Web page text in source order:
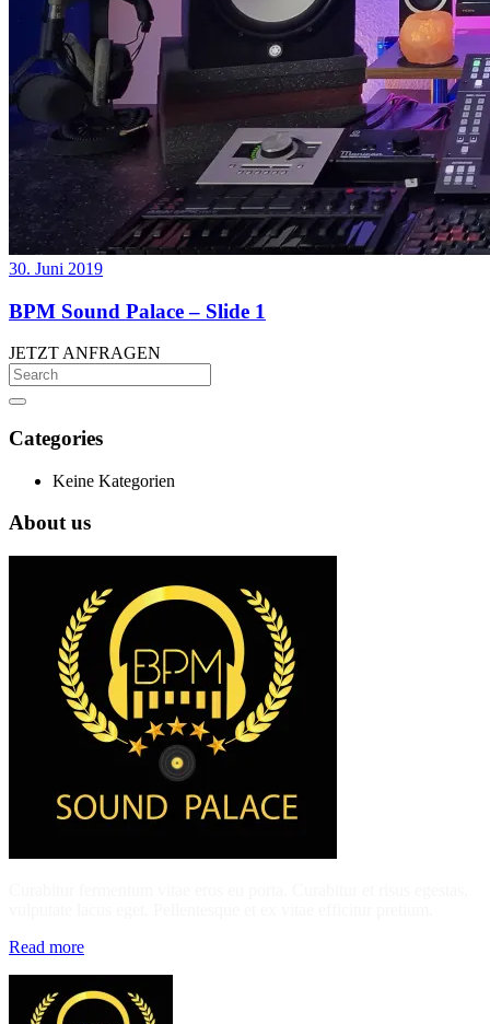
30. Juni 2019
BPM Sound Palace – Slide 1
JETZT ANFRAGEN
Categories
Keine Kategorien
About us
Read more